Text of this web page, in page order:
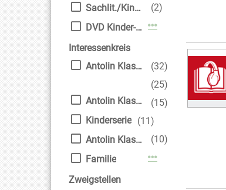
Sachlit./Kinder
DVD Kinder-/Jugendfi
(2)
Interessenkreis
Antolin Klasse 4
(32)
Antolin Klasse 2
(25)
Kinderserie
(15)
Antolin Klasse 3
(11)
Familie
(10)
Mehr
Zweigstellen